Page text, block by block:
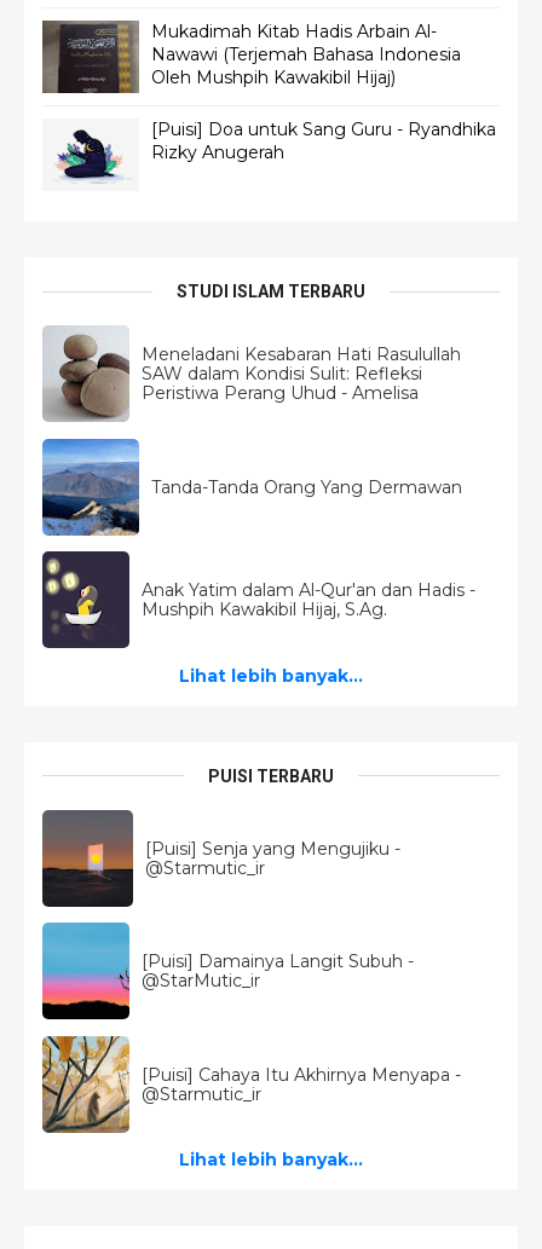
Mukadimah Kitab Hadis Arbain Al-
Nawawi (Terjemah Bahasa Indonesia
Oleh Mushpih Kawakibil Hijaj)
[Puisi] Doa untuk Sang Guru - Ryandhika
Rizky Anugerah
STUDI ISLAM TERBARU
Meneladani Kesabaran Hati Rasulullah
SAW dalam Kondisi Sulit: Refleksi
Peristiwa Perang Uhud - Amelisa
Tanda-Tanda Orang Yang Dermawan
Anak Yatim dalam Al-Qur'an dan Hadis -
Mushpih Kawakibil Hijaj, S.Ag.
Lihat lebih banyak...
PUISI TERBARU
[Puisi] Senja yang Mengujiku -
@Starmutic_ir
[Puisi] Damainya Langit Subuh -
@StarMutic_ir
[Puisi] Cahaya Itu Akhirnya Menyapa -
@Starmutic_ir
Lihat lebih banyak...